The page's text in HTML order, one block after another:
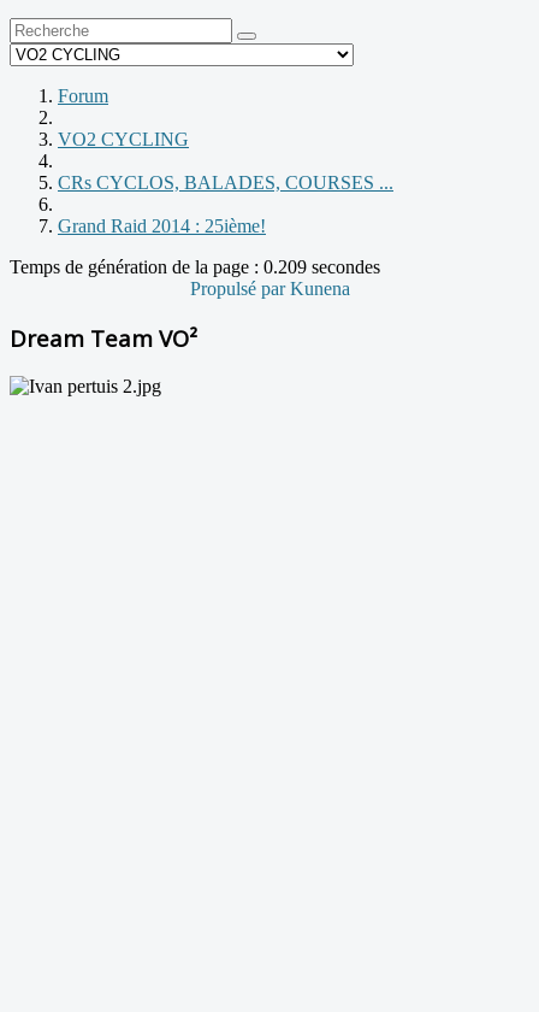
Forum
VO2 CYCLING
CRs CYCLOS, BALADES, COURSES ...
Grand Raid 2014 : 25ième!
Temps de génération de la page : 0.209 secondes
Propulsé parKunena
Dream Team VO²